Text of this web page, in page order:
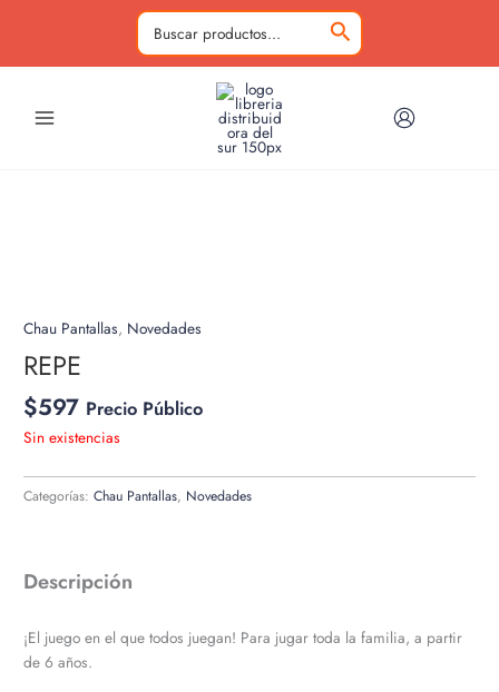
Buscar
por:
Chau Pantallas, Novedades
REPE
$597 Precio Público
Sin existencias
Categorías:Chau Pantallas, Novedades
Descripción
¡El juego en el que todos juegan! Para jugar toda la familia, a partir
de 6 años.